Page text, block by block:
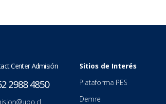
Center Admisión
2988 4850
Sitios de Interés
Plataforma PES
Demre